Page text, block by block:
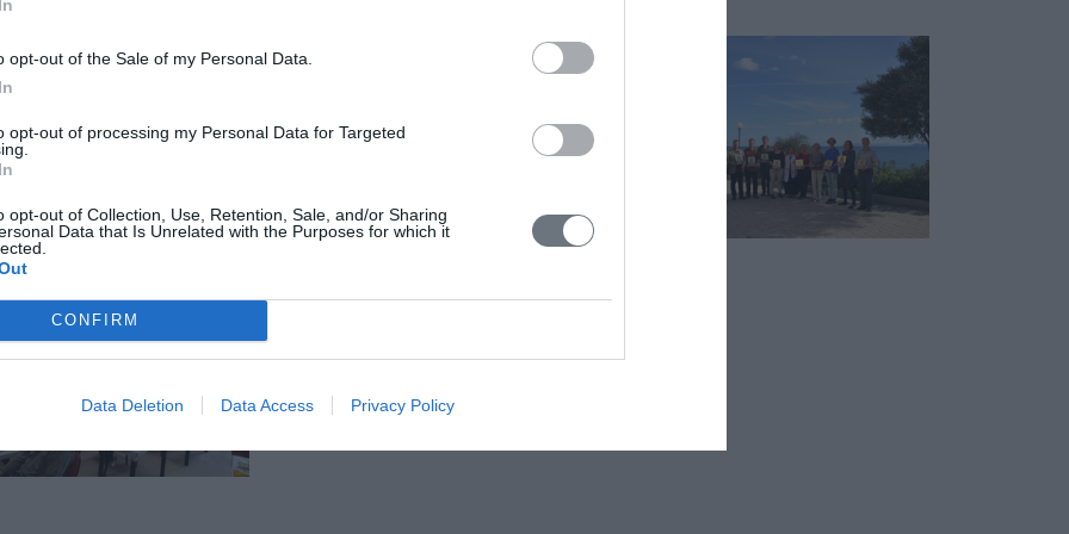
opt-out of the Sale of my Personal Data.
opt-out of processing my Personal Data for Targeted
opt-out of Collection, Use, Retention, Sale, and/or Sharing
Data that Is Unrelated with the Purposes for which it
CONFIRM
Data Deletion Data Access Privacy Policy